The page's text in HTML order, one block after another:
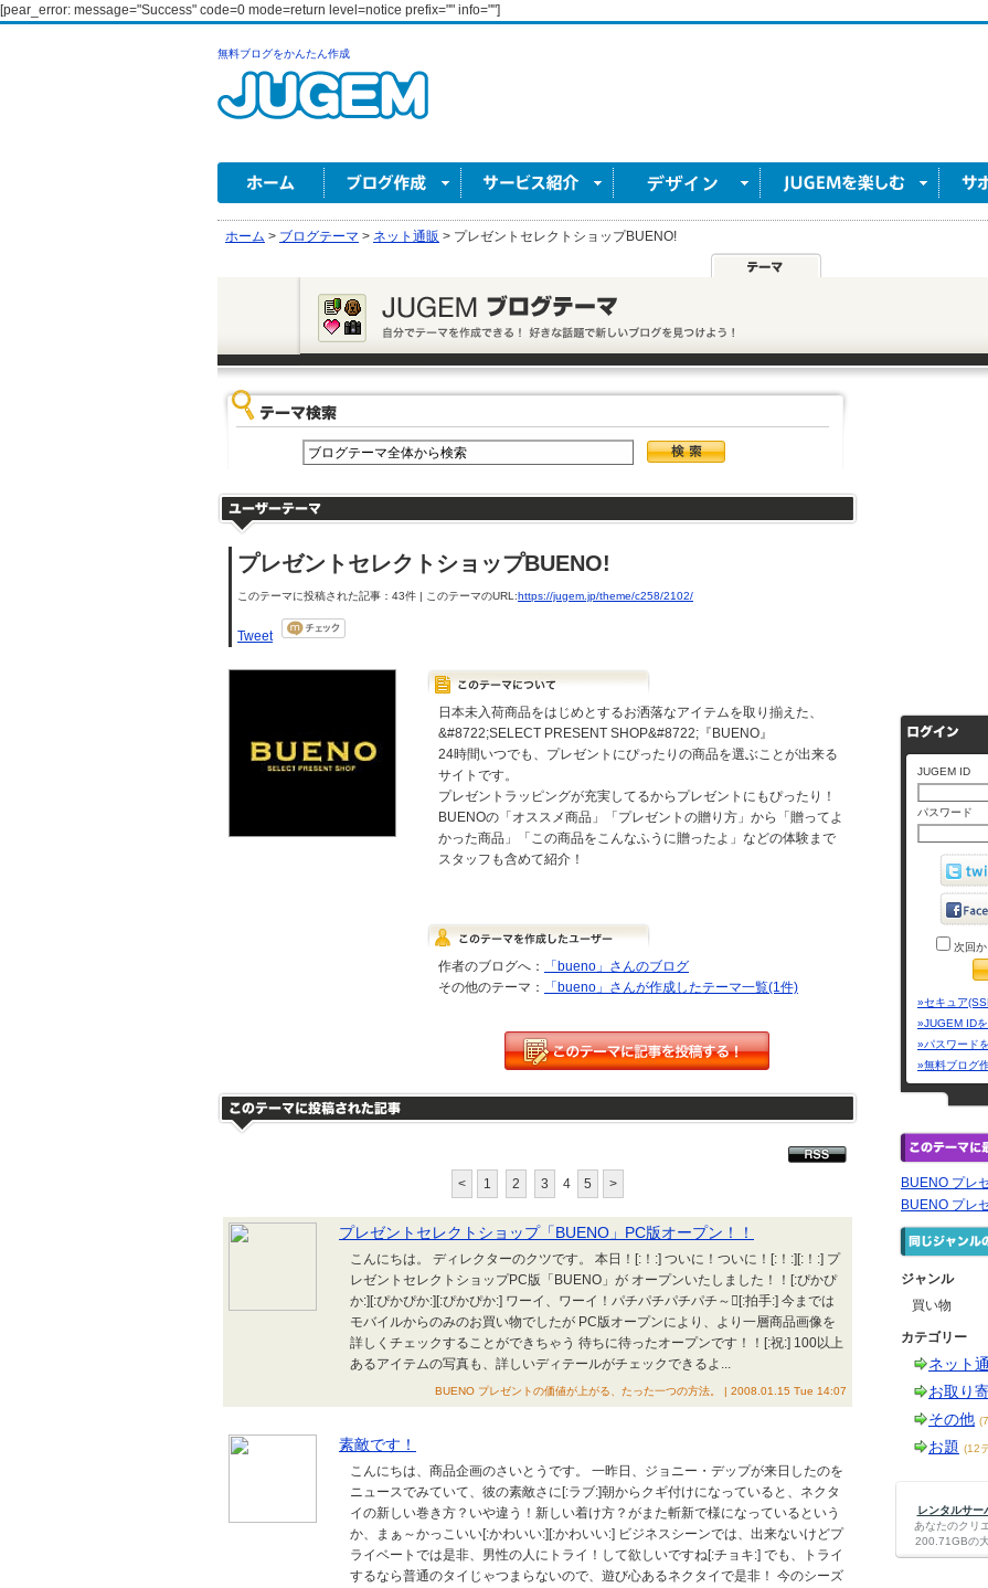
[pear_error: message="Success" code=0 mode=return level=notice prefix="" info=""]
無料ブログをかんたん作成
ホーム > ブログテーマ > ネット通販 > プレゼントセレクトショップBUENO!
プレゼントセレクトショップBUENO!
このテーマに投稿された記事：43件 | このテーマのURL:https://jugem.jp/theme/c258/2102/
Tweet
日本未入荷商品をはじめとするお洒落なアイテムを取り揃えた、
&#8722;SELECT PRESENT SHOP&#8722;『BUENO』
24時間いつでも、プレゼントにぴったりの商品を選ぶことが出来る
サイトです。
プレゼントラッピングが充実してるからプレゼントにもぴったり！
BUENOの「オススメ商品」「プレゼントの贈り方」から「贈ってよ
かった商品」「この商品をこんなふうに贈ったよ」などの体験まで
スタッフも含めて紹介！
作者のブログへ：
「bueno」さんのブログ
その他のテーマ：
「bueno」さんが作成したテーマ一覧(1件)
< 1 2 3 4 5 >
プレゼントセレクトショップ「BUENO」PC版オープン！！
こんにちは。 ディレクターのクツです。 本日！[:！:] ついに！ついに！[:！:][:！:] プ
レゼントセレクトショップPC版「BUENO」が オープンいたしました！！[:ぴかぴ
か:][:ぴかぴか:][:ぴかぴか:] ワーイ、ワーイ！パチパチパチパチ～[:拍手:] 今までは
モバイルからのみのお買い物でしたが PC版オープンにより、より一層商品画像を
詳しくチェックすることができちゃう 待ちに待ったオープンです！！[:祝:] 100以上
あるアイテムの写真も、詳しいディテールがチェックできるよ...
BUENO プレゼントの価値が上がる、たった一つの方法。 | 2008.01.15 Tue 14:07
素敵です！
こんにちは、商品企画のさいとうです。 一昨日、ジョニー・デップが来日したのを
ニュースでみていて、彼の素敵さに[:ラブ:]朝からクギ付けになっていると、ネクタ
イの新しい巻き方？いや違う！新しい着け方？がまた斬新で様になっているという
か、まぁ～かっこいい[:かわいい:][:かわいい:] ビジネスシーンでは、出来ないけどプ
ライベートでは是非、男性の人にトライ！して欲しいですね[:チョキ:] でも、トライ
するなら普通のタイじゃつまらないので、遊び心あるネクタイで是非！ 今のシーズ
JUGEM ID
パスワード
次回
»セキュア
»JUGEM ID
»パスワード
»無料ブログ
BUENO プレ
BUENO プレ
ジャンル
買い物
カテゴリー
ネット
お取り
その他
お題 (12
レンタルサ
あなたのクリ
200.71GBの